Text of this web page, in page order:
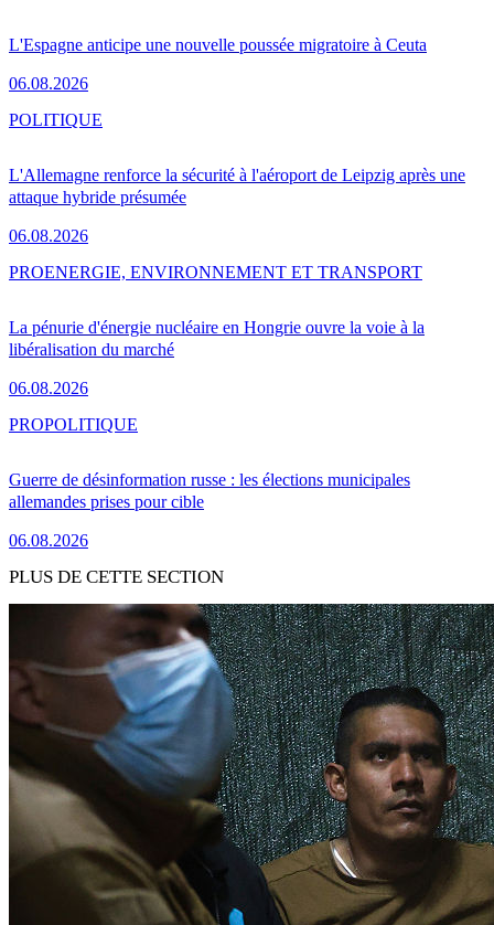
L'Espagne anticipe une nouvelle poussée migratoire à Ceuta
06.08.2026
L'Allemagne renforce la sécurité à l'aéroport de Leipzig après une
attaque hybride présumée
06.08.2026
POLITIQUE
La pénurie d'énergie nucléaire en Hongrie ouvre la voie à la
libéralisation du marché
06.08.2026
PROENERGIE, ENVIRONNEMENT ET TRANSPORT
Guerre de désinformation russe : les élections municipales
allemandes prises pour cible
06.08.2026
PROPOLITIQUE
PLUS DE CETTE SECTION